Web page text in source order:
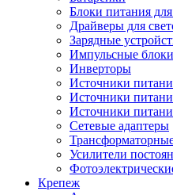
Блоки питания
Драйверы для
Зарядные
Импульсные
Инверторы
Источники
Источники
Источники
Сетевые адаптеры
Усилители
Крепеж